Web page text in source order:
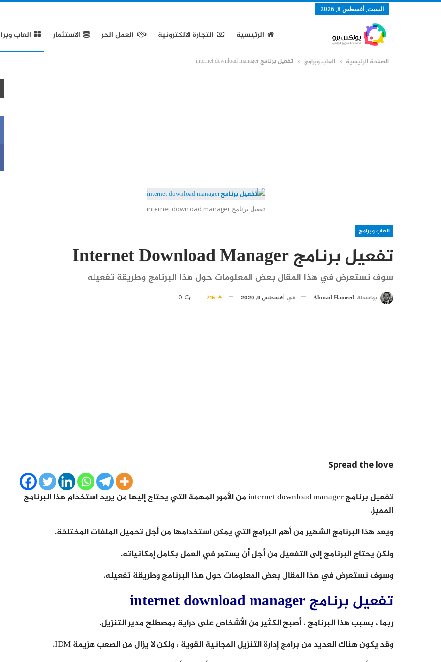
السبت, أغسطس 8, 2026
الرئيسية التجارة الالكترونية العمل الحر الاستثمار العاب
الصفحة الرئيسية العاب وبرامج تفعيل برنامج internet download manager
تفعيل برنامج internet download manager
العاب وبرامج
تفعيل برنامج Internet Download Manager
سوف نستعرض في هذا المقال بعض المعلومات حول هذا البرنامج وطريقة تفعيله
بواسطة Ahmad Hameed في أغسطس 9, 2020
Spread the love
تفعيل برنامج internet download manager من الأمور المهمة التي يحتاج إليها من يريد استخدام هذا البرنامج
المميز.
ويعد هذا البرنامج الشهير من أهم البرامج التي يمكن استخدامها من أجل تحميل الملفات المختلفة.
ولكن يحتاج البرنامج إلى التفعيل من أجل أن يستمر في العمل بكامل إمكانياته.
وسوف نستعرض في هذا المقال بعض المعلومات حول هذا البرنامج وطريقة تفعيله.
تفعيل برنامج internet download manager
ربما ، بسبب هذا البرنامج ، أصبح الكثير من الأشخاص على دراية بمصطلح مدير التنزيل.
وقد يكون هناك العديد من برامج إدارة التنزيل المجانية القوية ، ولكن لا يزال من الصعب هزيمة IDM.